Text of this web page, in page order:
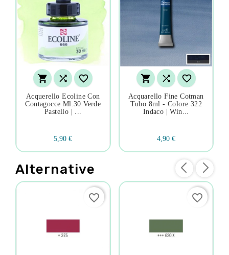
  
Acquerello Ecoline Con
Contagocce Ml.30 Verde
Pastello | ...
5,90 €
  
Acquarello Fine Cotman
Tubo 8ml - Colore 322
Indaco | Win...
4,90 €
Alternative
favorite_border favorite_border